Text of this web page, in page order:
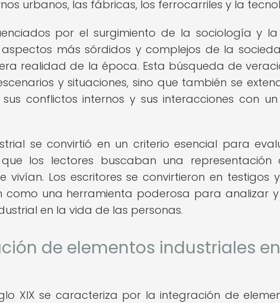
urbanos, las fábricas, los ferrocarriles y la
por el surgimiento de la sociología y
más sórdidos y complejos de la
realidad de la época. Esta búsqueda de
y situaciones, sino que también se
conflictos internos y sus interacciones con
se convirtió en un criterio esencial para
los lectores buscaban una
vivían. Los escritores se convirtieron en testigos
como una herramienta poderosa para analizar
en la vida de las personas.
de elementos industriales
XIX se caracteriza por la integración de